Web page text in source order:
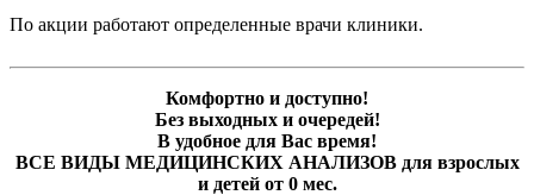
По акции работают определенные врачи клиники.
Комфортно и доступно!
Без выходных и очередей!
В удобное для Вас время!
ВСЕ ВИДЫ МЕДИЦИНСКИХ АНАЛИЗОВ для взрослых
и детей от 0 мес.